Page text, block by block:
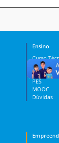
Ensino
Curso
Pós-
PES
MOOC
Dúvidas